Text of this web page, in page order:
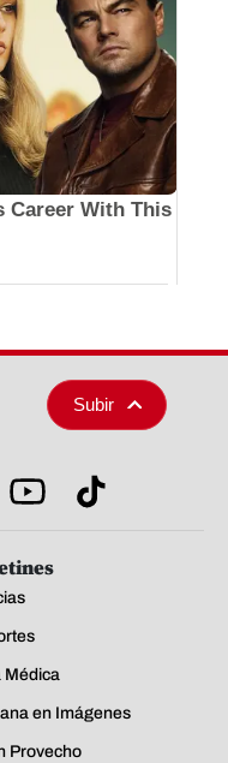
Career With This
Subir
Médica
en Imágenes
Provecho